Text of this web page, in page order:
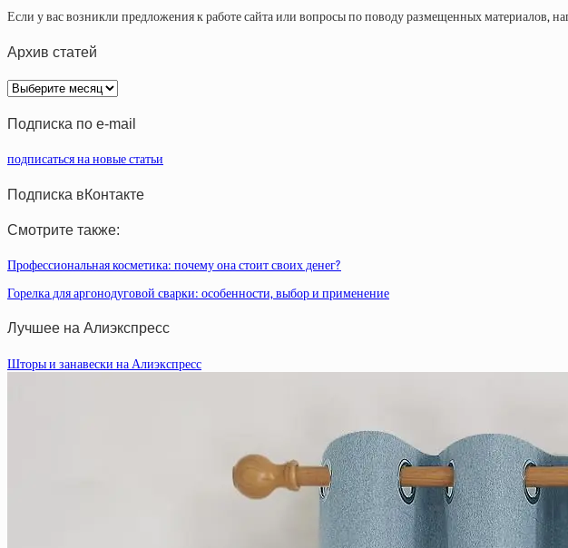
Если у вас возникли предложения к работе сайта или вопросы по поводу размещенных материалов,
Архив статей
Архив
статей
Подписка по e-mail
подписаться на новые статьи
Подписка вКонтакте
Смотрите также:
Профессиональная косметика: почему она стоит своих денег?
Горелка для аргонодуговой сварки: особенности, выбор и применение
Лучшее на Алиэкспресс
Шторы и занавески на Алиэкспресс